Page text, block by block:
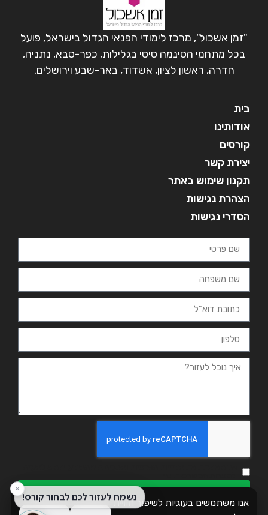
"זמן אשכול", מרכז לימודי הפנאי הגדול בישראל, פועל
בכל מתחמי הסינמה סיטי בגלילות, כפר-סבא, נתניה,
חדרה, ראשון לציון, אשדוד, באר-שבע וירושלים.
בית
אודותינו
קורסים
יצירת קשר
תקנון שימוש באתר
הצהרת נגישות
הסדרי נגישות
שליחה
אנו משתמשים בעוגיות לשיפור חוויית